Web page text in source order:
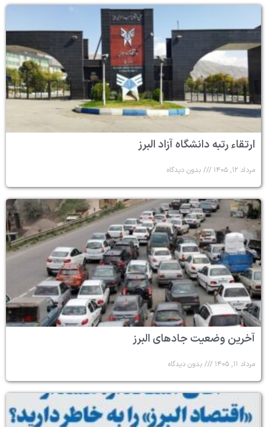
ارتقاء رتبه دانشگاه آزاد البرز
مرداد ۱۲, ۱۴۰۵ بدون دیدگاه
آخرین وضعیت جادهای البرز
مرداد ۱۱, ۱۴۰۵ بدون دیدگاه